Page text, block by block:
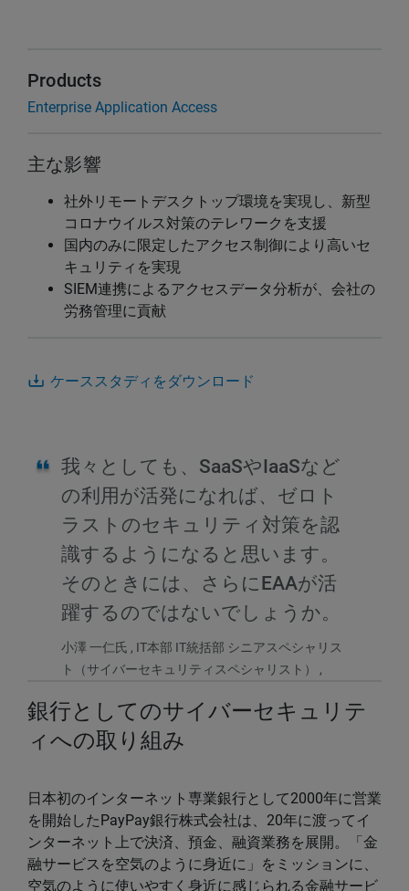
我々としても、SaaSやIaaSなど
の利用が活発になれば、ゼロト
ラストのセキュリティ対策を認
識するようになると思います。
そのときには、さらにEAAが活
躍するのではないでしょうか。
小澤 一仁氏 , IT本部 IT統括部 シニアスペシャリス
ト（サイバーセキュリティスペシャリスト） ,
銀行としてのサイバーセキュリテ
ィへの取り組み
日本初のインターネット専業銀行として2000年に営業
を開始したPayPay銀行株式会社は、20年に渡ってイ
ンターネット上で決済、預金、融資業務を展開。「金
融サービスを空気のように身近に」をミッションに、
空気のように使いやすく身近に感じられる金融サービ
Products
Enterprise Application Access
主な影響
社外リモートデスクトップ環境を実現し、新型
コロナウイルス対策のテレワークを支援
国内のみに限定したアクセス制御により高いセ
キュリティを実現
SIEM連携によるアクセスデータ分析が、会社の
労務管理に貢献
ケーススタディをダウンロード